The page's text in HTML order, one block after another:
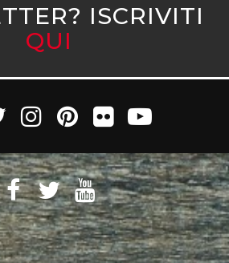
ISCRIVITI
QUI